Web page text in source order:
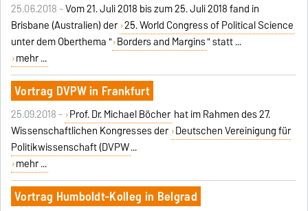
25.06.2018 -Vom 21. Juli 2018 bis zum 25. Juli 2018 fand in
Brisbane (Australien) der 25. World Congress of Political Science
unter dem Oberthema " Borders and Margins" statt ...
mehr ...
Vortrag DVPW in Frankfurt
25.09.2018 - Prof. Dr. Michael Böcher hat im Rahmen des 27.
Wissenschaftlichen Kongresses der Deutschen Vereinigung für
Politikwissenschaft (DVPW...
mehr ...
Vortrag Humboldt-Kolleg in Belgrad